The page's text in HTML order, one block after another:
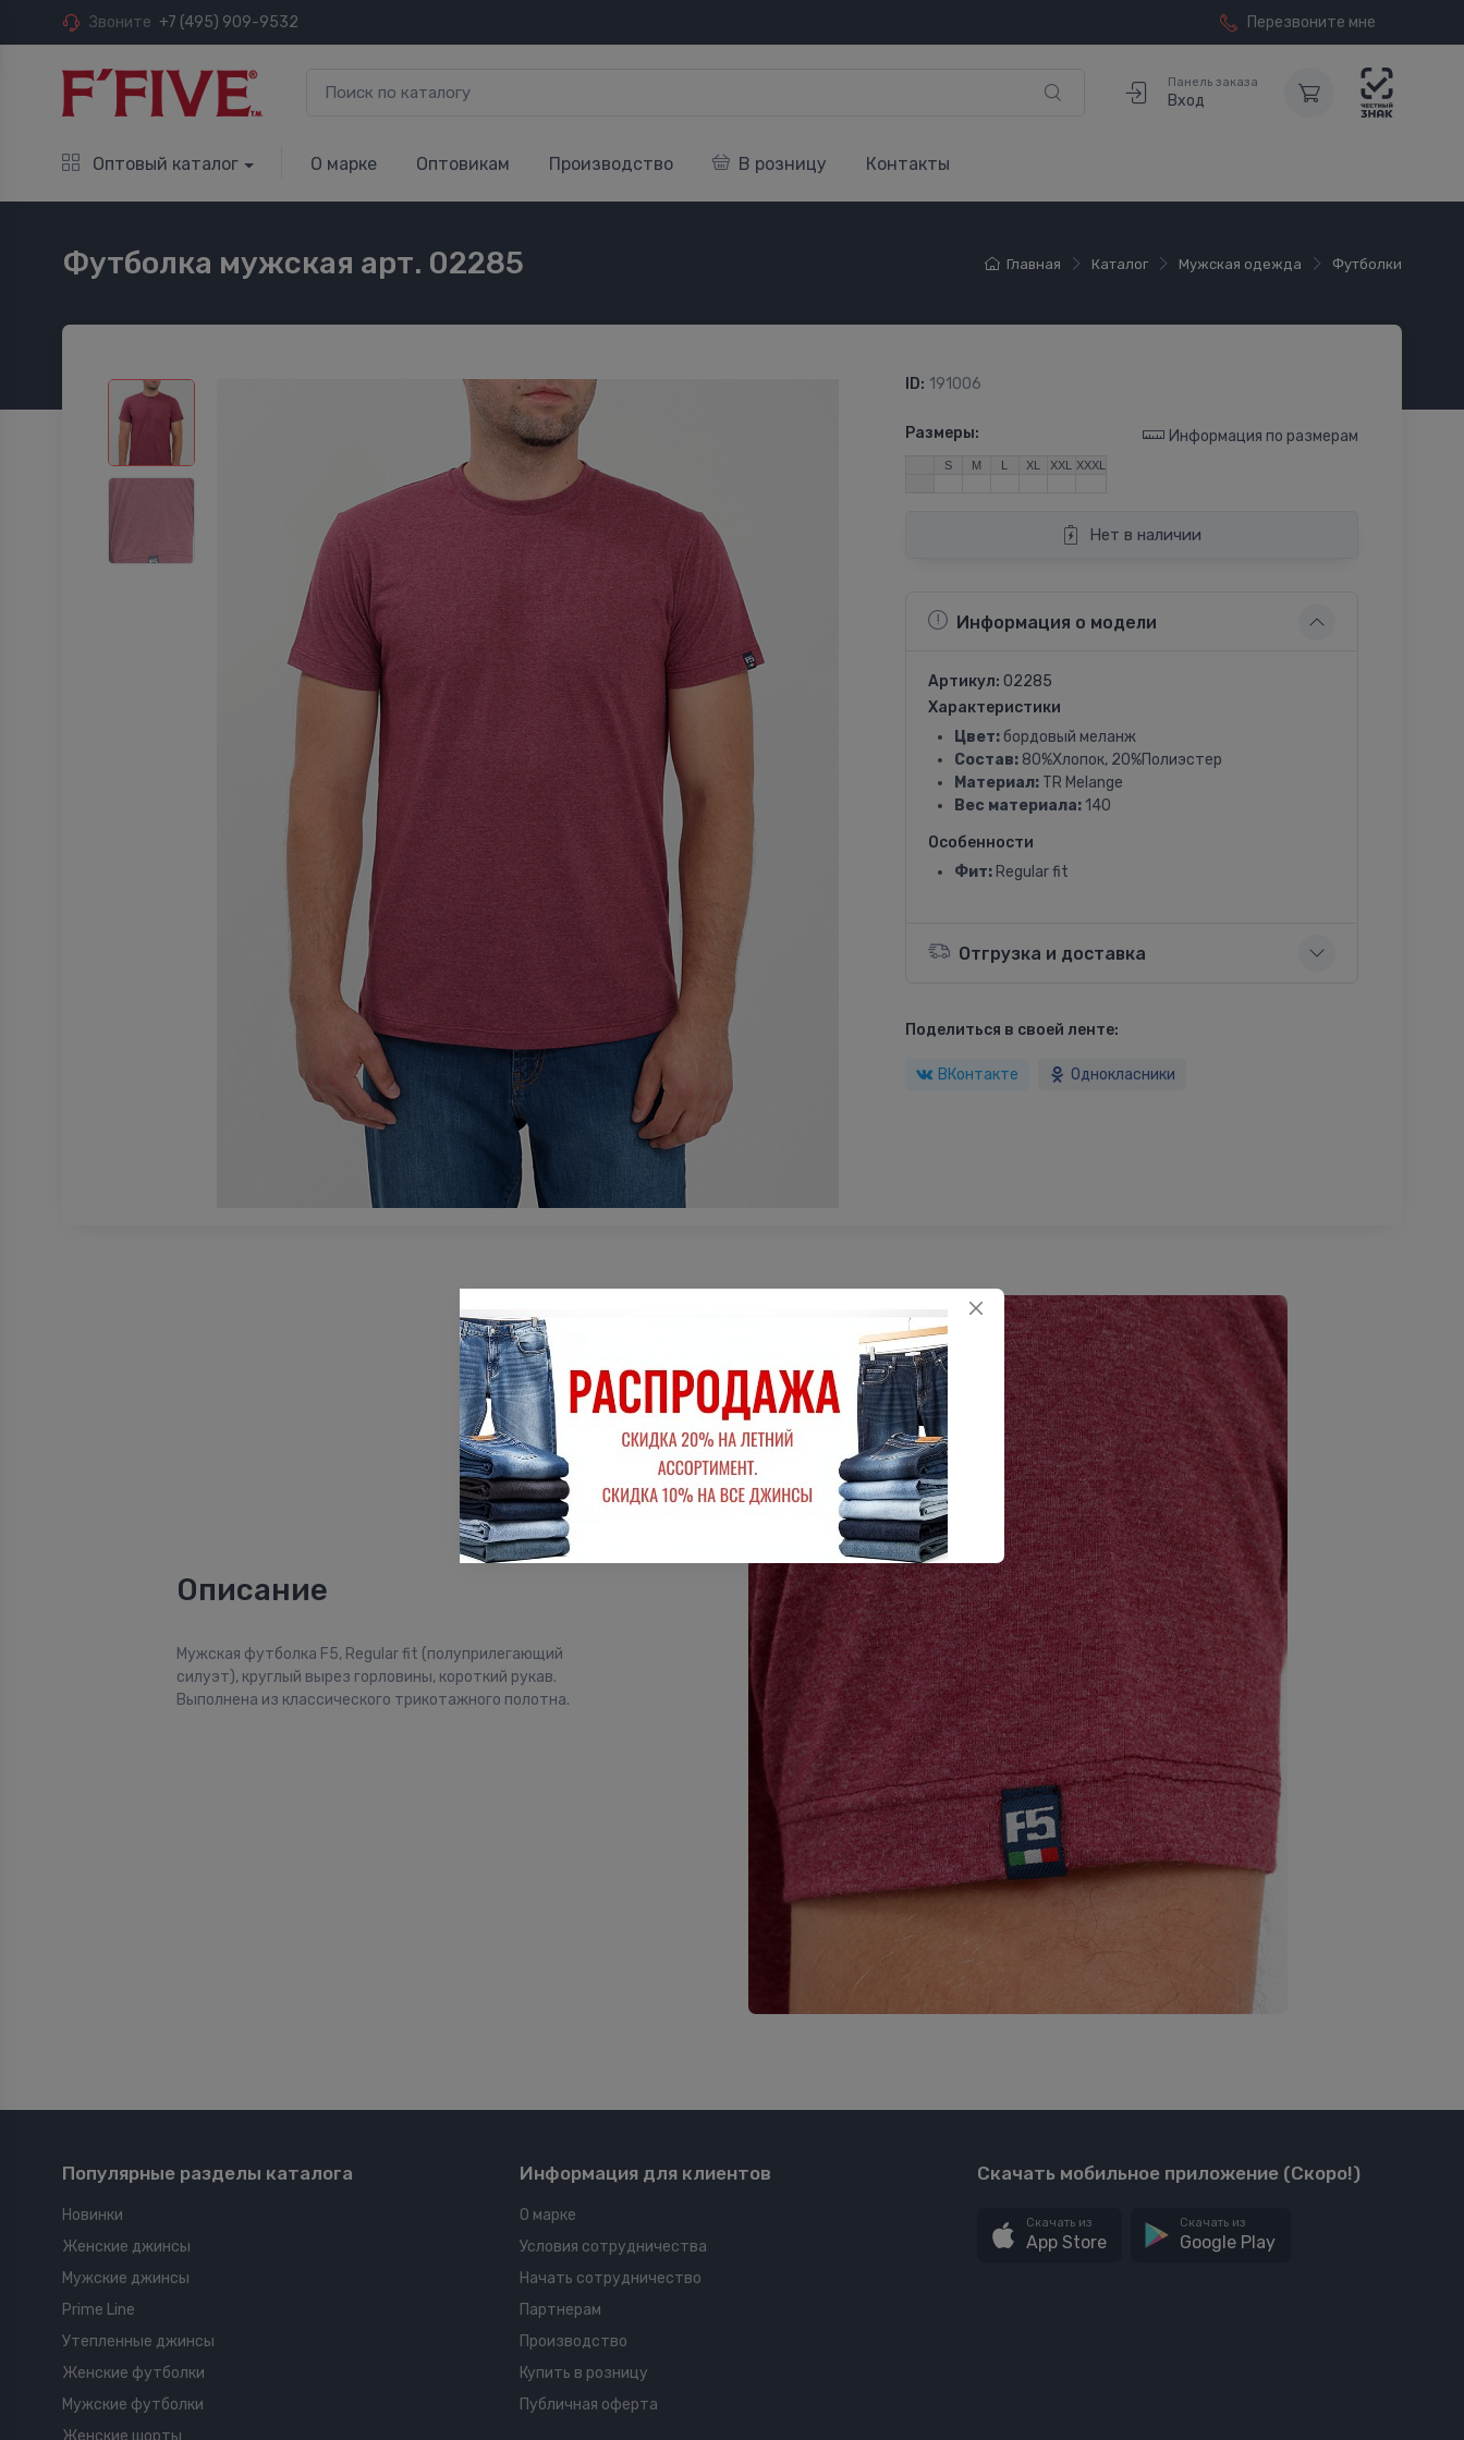
Звоните +7 (495) 909-9532 Перезвоните мне
Панель заказа
Вход
Оптовый каталог О марке Оптовикам Производство В розницу Контакты
Главная Каталог Мужская одежда Футболки
Футболка мужская арт. 02285
ID: 191006
Размеры: Информация по размерам
S M L XL XXL XXXL
Нет в наличии
Информация о модели
Артикул: 02285
Характеристики
Цвет:бордовый меланж
Состав:80%Хлопок, 20%Полиэстер
Материал:TR Melange
Вес материала:140
Особенности
Фит:Regular fit
Отгрузка и доставка
Поделиться в своей ленте:
ВКонтакте Однокласники
Описание
Мужская футболка F5, Regular fit (полуприлегающий
силуэт), круглый вырез горловины, короткий рукав.
Выполнена из классического трикотажного полотна.
Популярные разделы каталога
Новинки
Женские джинсы
Мужские джинсы
Prime Line
Утепленные джинсы
Женские футболки
Мужские футболки
Информация для клиентов
О марке
Условия сотрудничества
Начать сотрудничество
Партнерам
Производство
Купить в розницу
Публичная оферта
Скачать мобильное приложение (Скоро!)
Скачать из
App Store
Скачать из
Google Play